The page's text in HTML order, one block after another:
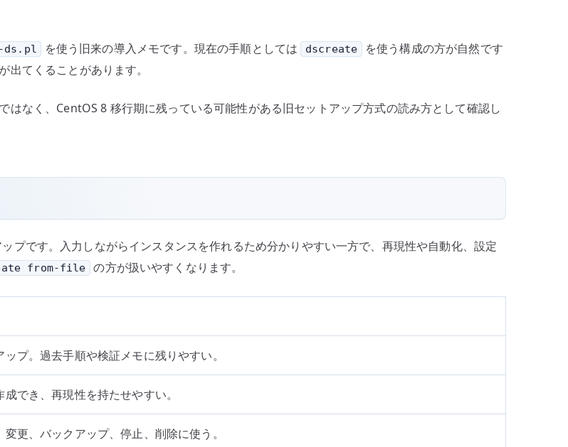
の
ds.pl を使う旧来の導入メモです。現在の手順としては dscreate
を使う構成の方が自然です
が出てくることがあります。
はなく、CentOS 8 移行期に残っている可能性がある旧セットアップ方式の読み方として確認し
プです。入力しながらインスタンスを作れるため分かりやすい一方で、再現性や自動化、設定
from-file の方が扱いやすくなります。
プ。過去手順や検証メモに残りやすい。
でき、再現性を持たせやすい。
更、バックアップ、停止、削除に使う。